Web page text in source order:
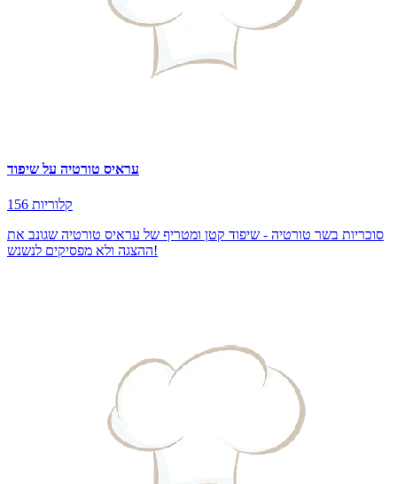
עראיס טורטיה על שיפוד
156 קלוריות
סוכריות בשר טורטיה - שיפוד קטן ומטריף של עראיס טורטיה שגונב את
ההצגה ולא מפסיקים לנשנש!